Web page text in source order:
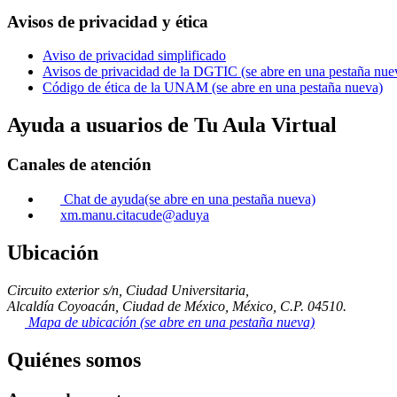
Avisos de privacidad y ética
Aviso de privacidad simplificado
Avisos de privacidad de la DGTIC (se abre en una pestaña
Código de ética de la UNAM (se abre en una pestaña nueva)
Ayuda a usuarios de Tu Aula Virtual
Canales de atención
Chat de ayuda(se abre en una pestaña nueva)
xm.manu.citacude@aduya
Ubicación
Circuito exterior s/n, Ciudad Universitaria,
Alcaldía Coyoacán, Ciudad de México, México, C.P. 04510.
Mapa de ubicación (se abre en una pestaña nueva)
Quiénes somos